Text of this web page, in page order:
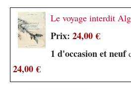
Le voyage interdit
Prix: 24,00 €
1 d'occasion et neuf
24,00 €